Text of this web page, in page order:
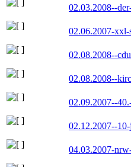
02.03.2008--
02.06.2007-xxl-
02.08.2008--
02.08.2008--
02.09.2007--
02.12.2007--
04.03.2007-